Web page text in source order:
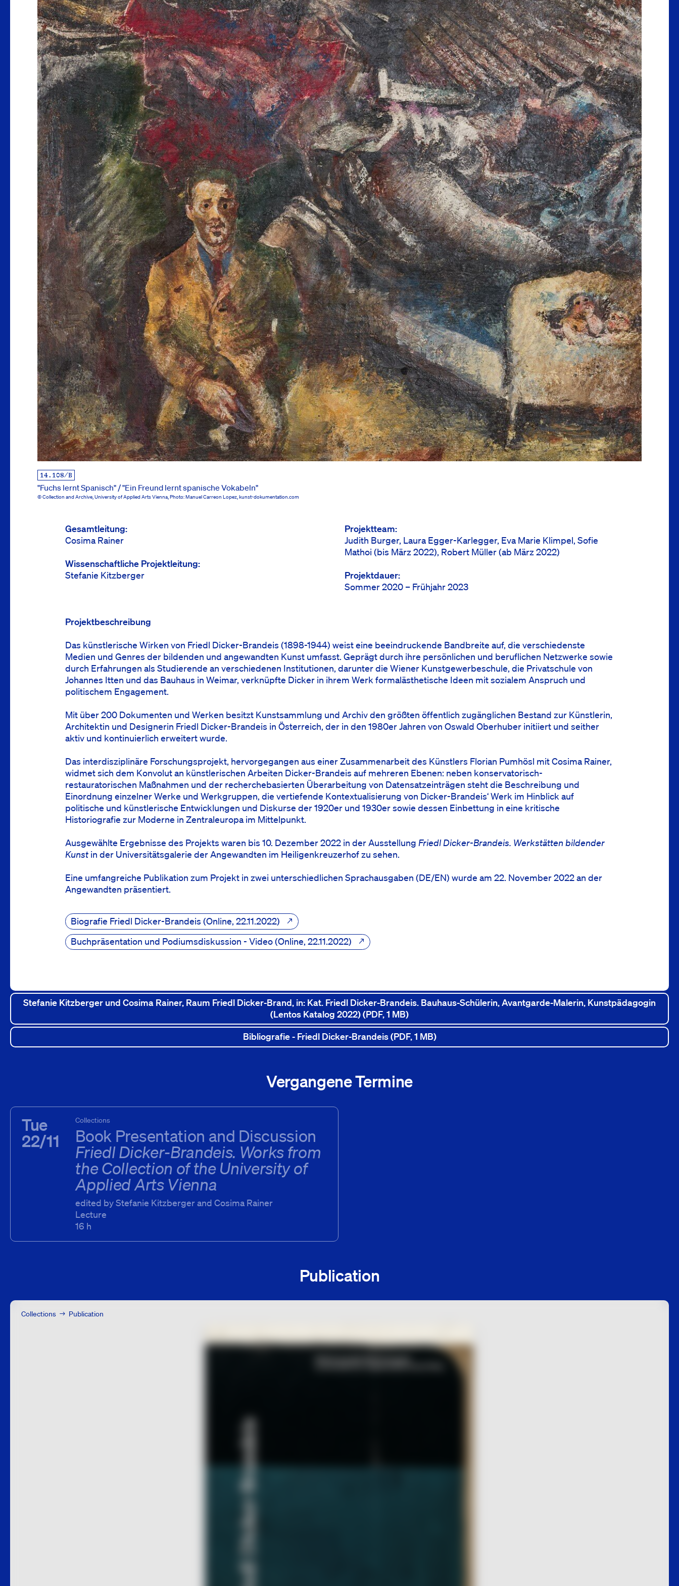
14.108/B
"Fuchs lernt Spanisch" / "Ein Freund lernt spanische Vokabeln"
© Collection and Archive, University of Applied Arts Vienna, Photo: Manuel Carreon Lopez, kunst-dokumentation.com
Info
Gesamtleitung
Cosima Rainer
Wissenschaftliche Projektleitung
Stefanie Kitzberger
Projektteam
Judith Burger, Laura Egger-Karlegger, Eva Marie Klimpel, Sofie
Mathoi (bis März 2022), Robert Müller (ab März 2022)
Projektdauer
Sommer 2020 – Frühjahr 2023
Projektbeschreibung
Das künstlerische Wirken von Friedl Dicker-Brandeis (1898-1944) weist eine beeindruckende Bandbreite auf, die verschiedenste
Medien und Genres der bildenden und angewandten Kunst umfasst. Geprägt durch ihre persönlichen und beruflichen Netzwerke sowie
durch Erfahrungen als Studierende an verschiedenen Institutionen, darunter die Wiener Kunstgewerbeschule, die Privatschule von
Johannes Itten und das Bauhaus in Weimar, verknüpfte Dicker in ihrem Werk formalästhetische Ideen mit sozialem Anspruch und
politischem Engagement.
Mit über 200 Dokumenten und Werken besitzt Kunstsammlung und Archiv den größten öffentlich zugänglichen Bestand zur Künstlerin,
Architektin und Designerin Friedl Dicker-Brandeis in Österreich, der in den 1980er Jahren von Oswald Oberhuber initiiert und seither
aktiv und kontinuierlich erweitert wurde.
Das interdisziplinäre Forschungsprojekt, hervorgegangen aus einer Zusammenarbeit des Künstlers Florian Pumhösl mit Cosima Rainer,
widmet sich dem Konvolut an künstlerischen Arbeiten Dicker-Brandeis auf mehreren Ebenen: neben konservatorisch-
restauratorischen Maßnahmen und der recherchebasierten Überarbeitung von Datensatzeinträgen steht die Beschreibung und
Einordnung einzelner Werke und Werkgruppen, die vertiefende Kontextualisierung von Dicker-Brandeis‘ Werk im Hinblick auf
politische und künstlerische Entwicklungen und Diskurse der 1920er und 1930er sowie dessen Einbettung in eine kritische
Historiografie zur Moderne in Zentraleuropa im Mittelpunkt.
Ausgewählte Ergebnisse des Projekts waren bis 10. Dezember 2022 in der Ausstellung Friedl Dicker-Brandeis. Werkstätten bildender
Kunst in der Universitätsgalerie der Angewandten im Heiligenkreuzerhof zu sehen.
Eine umfangreiche Publikation zum Projekt in zwei unterschiedlichen Sprachausgaben (DE/EN) wurde am 22. November 2022 an der
Angewandten präsentiert.
Presse
Biografie Friedl Dicker-Brandeis Online, 22.11.2022
Buchpräsentation und Podiumsdiskussion - Video Online, 22.11.2022
Downloads
Stefanie Kitzberger und Cosima Rainer, Raum Friedl Dicker-Brand, in: Kat. Friedl Dicker-Brandeis. Bauhaus-Schülerin, Avantgarde-Malerin, Kunstpädagogin
(Lentos Katalog 2022)(PDF, 1 MB)
Bibliografie - Friedl Dicker-Brandeis(PDF, 1 MB)
Vergangene Termine
Book Presentation and Discussion
Friedl Dicker-Brandeis. Works from
the Collection of the University of
Applied Arts Vienna
Collections
edited by Stefanie Kitzberger and Cosima Rainer
Lecture
22.11.2022
16 h
Tue
22/11
Publication
Collections Publication